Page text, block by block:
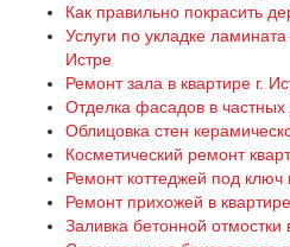
Как правильно покрасить
Услуги по укладке
Истре
Ремонт зала в квартире г.
Отделка фасадов в
Облицовка стен
Косметический ремонт
Ремонт коттеджей под
Ремонт прихожей в
Заливка бетонной отмостки